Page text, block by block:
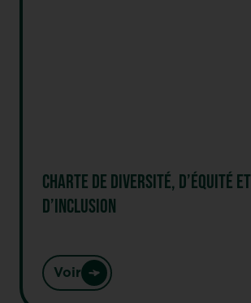
CHARTE DE DIVERSITÉ, D’ÉQUITÉ ET
D’INCLUSION
Voir